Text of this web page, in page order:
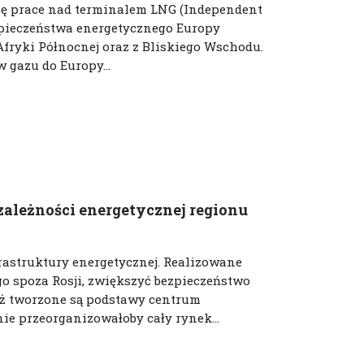
prace nad terminalem LNG (Independent
energetycznego Europy
Północnej oraz z Bliskiego Wschodu.
do Europy...
energetycznej regionu
energetycznej. Realizowane
spoza Rosji, zwiększyć bezpieczeństwo
tworzone są podstawy centrum
przeorganizowałoby cały rynek...